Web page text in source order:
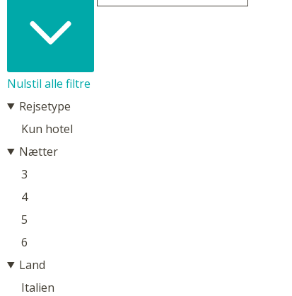
Nulstil alle filtre
Rejsetype
Kun hotel
Nætter
3
4
5
6
Land
Italien